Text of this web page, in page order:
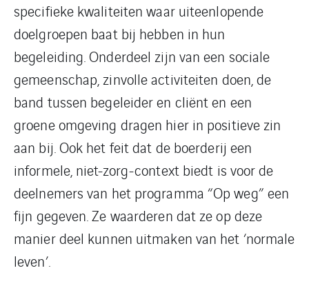
specifieke kwaliteiten waar uiteenlopende
doelgroepen baat bij hebben in hun
begeleiding. Onderdeel zijn van een sociale
gemeenschap, zinvolle activiteiten doen, de
band tussen begeleider en cliënt en een
groene omgeving dragen hier in positieve zin
aan bij. Ook het feit dat de boerderij een
informele, niet-zorg-context biedt is voor de
deelnemers van het programma “Op weg” een
fijn gegeven. Ze waarderen dat ze op deze
manier deel kunnen uitmaken van het ‘normale
leven’.